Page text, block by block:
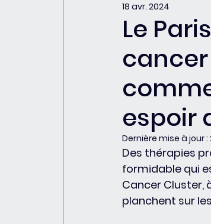
Revue de Presse
Le
cancer
espoir
18 avr. 2024
Dernière mise à jour :
Des thérapies
formidable qui
Cancer Cluster,
planchent sur